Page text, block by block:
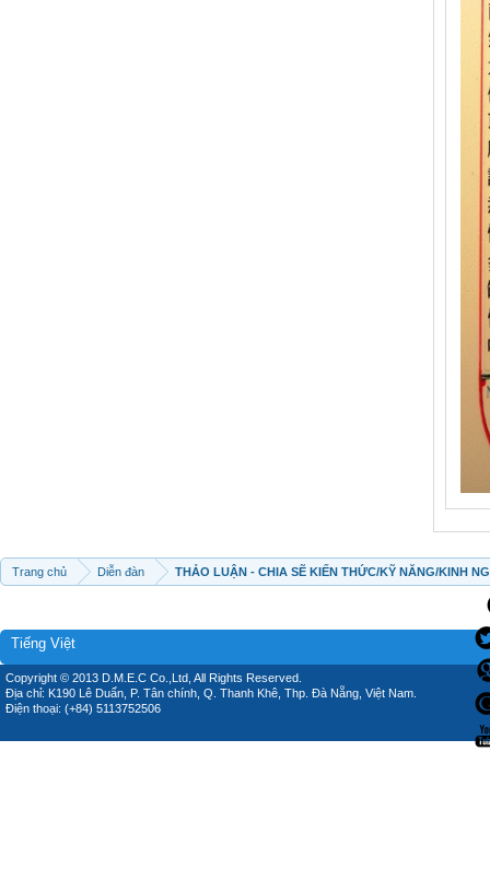
Trang chủ Diễn đàn THẢO LUẬN - CHIA SẼ KIẾN THỨC/KỸ NĂNG/KINH
Tiếng Việt
Copyright © 2013 D.M.E.C Co.,Ltd, All Rights Reserved.
Địa chỉ: K190 Lê Duẩn, P. Tân chính, Q. Thanh Khê, Thp. Đà Nẵng, Việt Nam.
Điện thoại: (+84) 5113752506